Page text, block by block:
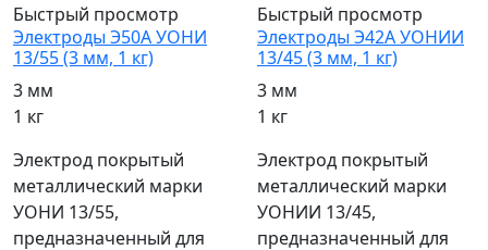
Быстрый просмотр
Электроды Э50А УОНИ
13/55 (3 мм, 1 кг)
3 мм
1 кг
Электрод покрытый
металлический марки
УОНИ 13/55,
предназначенный для
Быстрый просмотр
Электроды Э42А УОНИИ
13/45 (3 мм, 1 кг)
3 мм
1 кг
Электрод покрытый
металлический марки
УОНИИ 13/45,
предназначенный для